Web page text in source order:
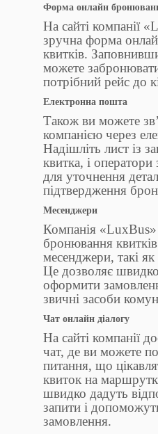
Форма онлайн
На сайті компанії
зручна форма
квитків.
можете
потрібний рейс до
Електронна пошта
Також ви можете
компанією через
Надішліть лист із
квитка, і
для уточнення
підтвердження
Месенджери
Компанія «LuxBus»
бронювання
месенджери, такі
Це дозволяє
оформити
звичні засоби
Чат онлайн діалогу
На сайті компанії
чат, де ви можете
питання, що
квиток на
швидко дадуть
запити і
замовлення.